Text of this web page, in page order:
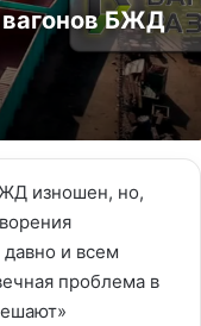
вагонов БЖД
изношен, но,
и всем
проблема в